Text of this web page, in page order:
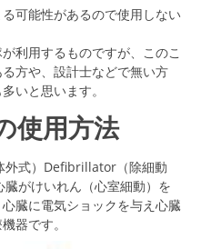
可能性があるので使用しない
利用するものですが、このこ
方や、設計士などで無い方
いと思います。
使用方法
式）Defibrillator（除細動
がけいれん（心室細動）を
臓に電気ショックを与え心臓
器です。